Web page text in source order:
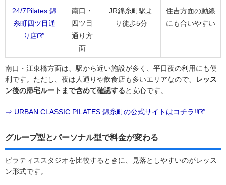
24/7Pilates 錦
糸町四ツ目通
り店
南口・
四ツ目
通り方
面
JR錦糸町駅よ
り徒歩5分
住吉方面の動線
にも合いやすい
南口・江東橋方面は、駅から近い施設が多く、平日夜の利用にも便
利です。ただし、夜は人通りや飲食店も多いエリアなので、
レッス
ン後の帰宅ルートまで含めて確認すると安心です。
⇒ URBAN CLASSIC PILATES 錦糸町の公式サイトはコチラ!!
グループ型とパーソナル型で料金が変わる
ピラティススタジオを比較するときに、見落としやすいのがレッス
ン形式です。